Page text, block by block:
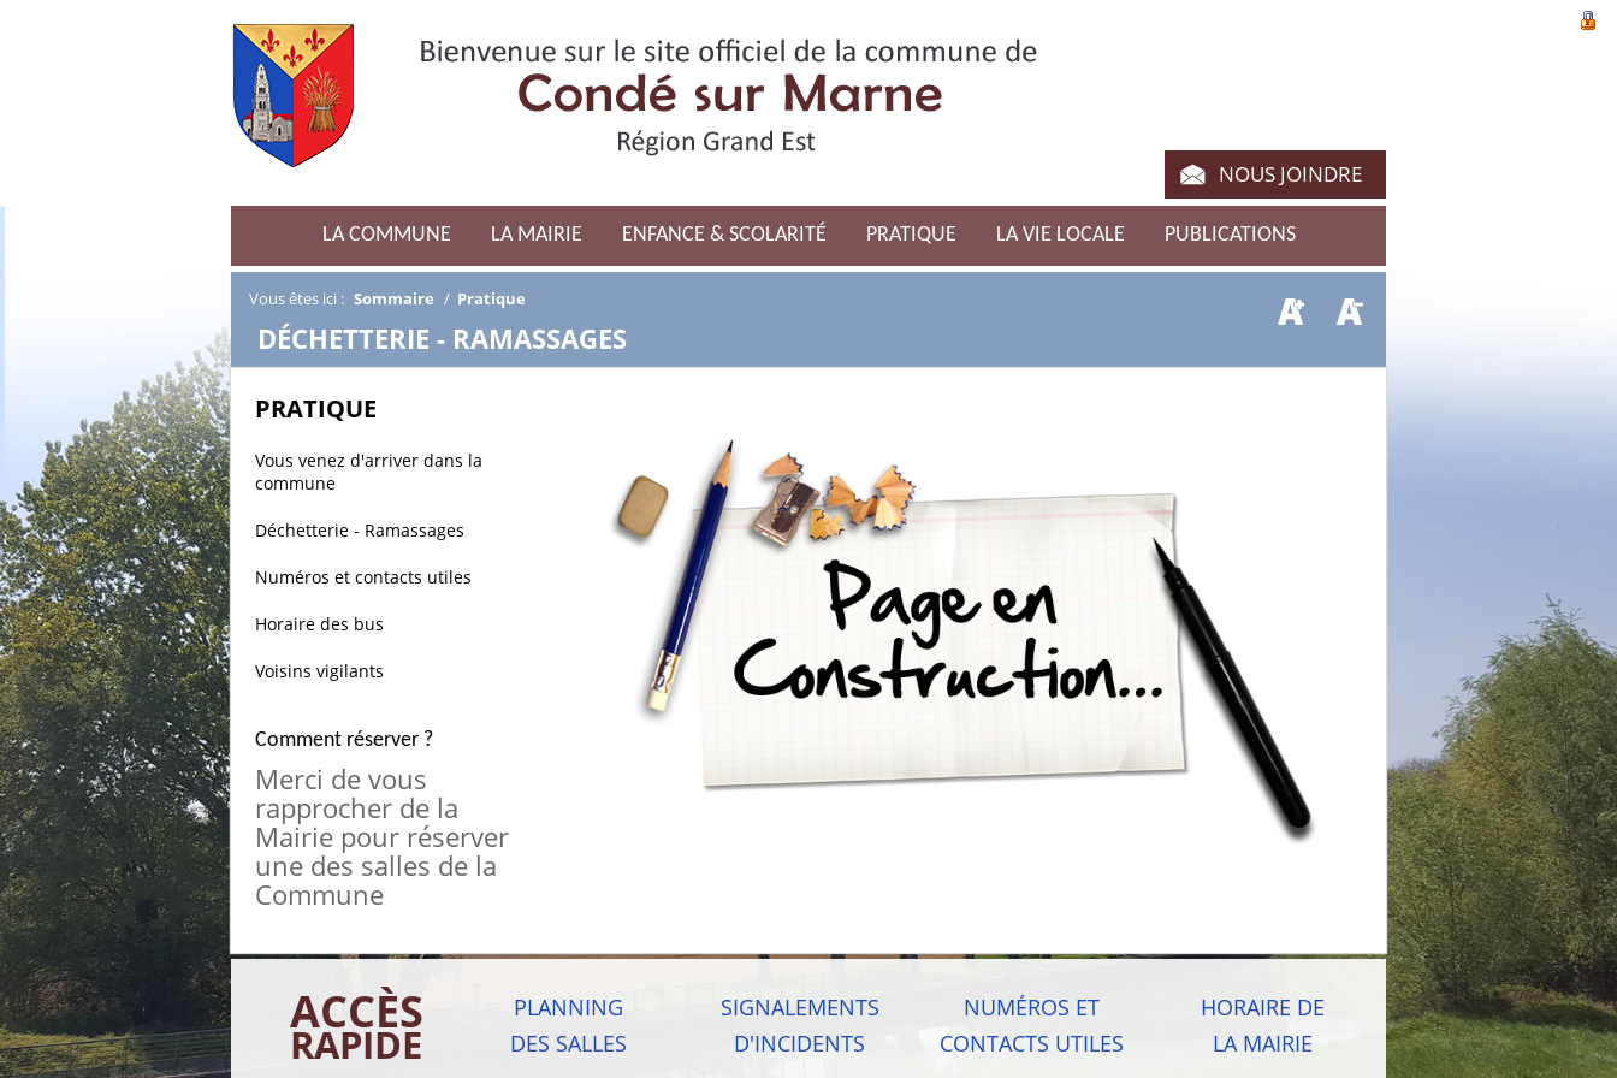
NOUS JOINDRE
LA COMMUNE LA MAIRIE ENFANCE & SCOLARITÉ PRATIQUE LA VIE LOCALE PUBLICATIONS
Vous êtes ici : Sommaire / Pratique
/ DÉCHETTERIE - RAMASSAGES
PRATIQUE
Vous venez d'arriver dans la
commune
Déchetterie - Ramassages
Numéros et contacts utiles
Horaire des bus
Voisins vigilants
Comment réserver ?
Merci de vous
rapprocher de la
Mairie pour réserver
une des salles de la
Commune
ACCÈS
RAPIDE
PLANNING
DES SALLES
SIGNALEMENTS
D'INCIDENTS
NUMÉROS ET
CONTACTS UTILES
HORAIRE DE
LA MAIRIE